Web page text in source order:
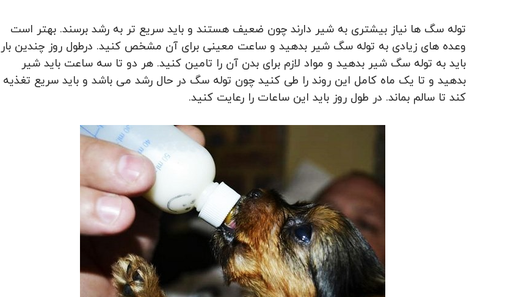
توله سگ ها نیاز بیشتری به شیر دارند چون ضعیف هستند و باید سریع تر به رشد برسند. بهتر است
وعده های زیادی به توله سگ شیر بدهید و ساعت معینی برای آن مشخص کنید. درطول روز چندین بار
باید به توله سگ شیر بدهید و مواد لازم برای بدن آن را تامین کنید. هر دو تا سه ساعت باید شیر
بدهید و تا یک ماه کامل این روند را طی کنید چون توله سگ در حال رشد می باشد و باید سریع تغذیه
کند تا سالم بماند. در طول روز باید این ساعات را رعایت کنید.